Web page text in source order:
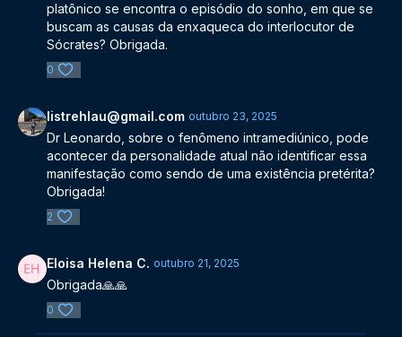
platônico se encontra o episódio do sonho, em que se
buscam as causas da enxaqueca do interlocutor de
Sócrates? Obrigada.
0
listrehlau@gmail.com outubro 23, 2025
Dr Leonardo, sobre o fenômeno intramediúnico, pode
acontecer da personalidade atual não identificar essa
manifestação como sendo de uma existência pretérita?
Obrigada!
2
Eloisa Helena C. outubro 21, 2025
Obrigada🙏🙏
0